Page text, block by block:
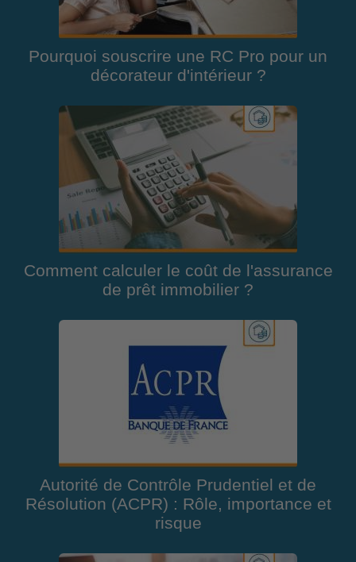
Pourquoi souscrire une RC Pro pour un
décorateur d'intérieur ?
Comment calculer le coût de l'assurance
de prêt immobilier ?
Autorité de Contrôle Prudentiel et de
Résolution (ACPR) : Rôle, importance et
risque